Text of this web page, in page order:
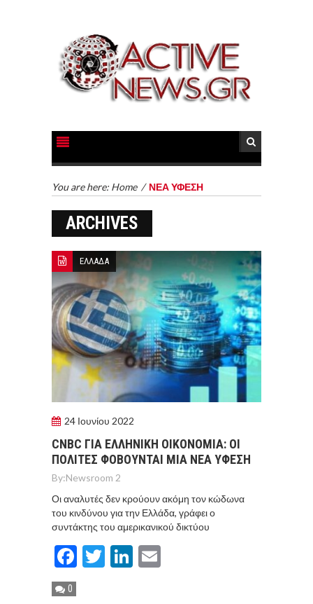
You are here: Home / ΝΕΑ ΥΦΕΣΗ
ARCHIVES
ΕΛΛΑΔΑ
24 Ιουνίου 2022
CNBC ΓΙΑ ΕΛΛΗΝΙΚΗ ΟΙΚΟΝΟΜΙΑ: ΟΙ
ΠΟΛΙΤΕΣ ΦΟΒΟΥΝΤΑΙ ΜΙΑ ΝΕΑ ΥΦΕΣΗ
By:Newsroom 2
Οι αναλυτές δεν κρούουν ακόμη τον κώδωνα
του κινδύνου για την Ελλάδα, γράφει ο
συντάκτης του αμερικανικού δικτύου
Facebook
TwitterLinkedIn
0